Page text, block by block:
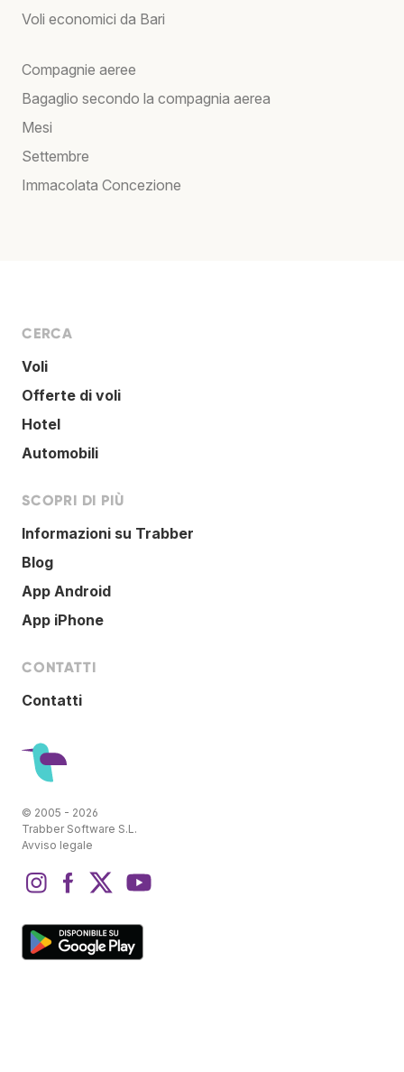
Voli economici da Bari
Compagnie aeree
Bagaglio secondo la compagnia aerea
Mesi
Settembre
Immacolata Concezione
CERCA
Voli
Offerte di voli
Hotel
Automobili
SCOPRI DI PIÙ
Informazioni su Trabber
Blog
App Android
App iPhone
CONTATTI
Contatti
© 2005 - 2026
Trabber Software S.L.
Avviso legale